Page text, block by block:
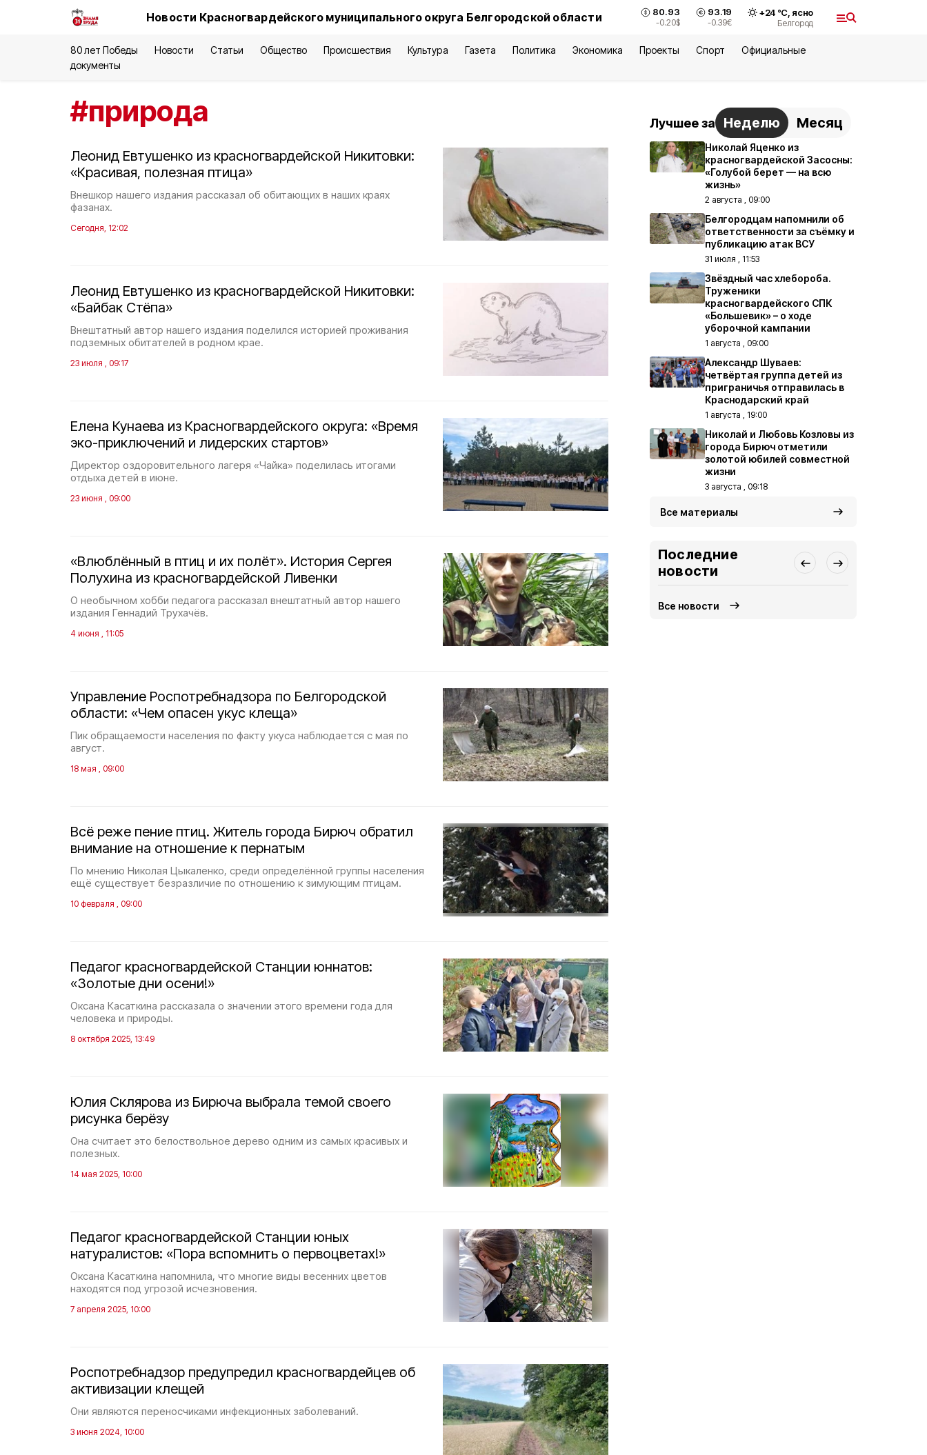
Новости Красногвардейского муниципального округа Белгородской области 80.93
-0.20$
93.19
-0.39€
+24°С, ясно
Белгород
80 лет Победы Новости Статьи Общество Происшествия Культура Газета Политика Экономика Проекты Спорт
Официальные
документы
#природа
Леонид Евтушенко из красногвардейской Никитовки:
«Красивая, полезная птица»
Внешкор нашего издания рассказал об обитающих в наших краях
фазанах.
Сегодня, 12:02
Леонид Евтушенко из красногвардейской Никитовки:
«Байбак Стёпа»
Внештатный автор нашего издания поделился историей проживания
подземных обитателей в родном крае.
23 июля , 09:17
Елена Кунаева из Красногвардейского округа: «Время
эко-приключений и лидерских стартов»
Директор оздоровительного лагеря «Чайка» поделилась итогами
отдыха детей в июне.
23 июня , 09:00
«Влюблённый в птиц и их полёт». История Сергея
Полухина из красногвардейской Ливенки
О необычном хобби педагога рассказал внештатный автор нашего
издания Геннадий Трухачёв.
4 июня , 11:05
Управление Роспотребнадзора по Белгородской
области: «Чем опасен укус клеща»
Пик обращаемости населения по факту укуса наблюдается с мая по
август.
18 мая , 09:00
Всё реже пение птиц. Житель города Бирюч обратил
внимание на отношение к пернатым
По мнению Николая Цыкаленко, среди определённой группы населения
ещё существует безразличие по отношению к зимующим птицам.
10 февраля , 09:00
Педагог красногвардейской Станции юннатов:
«Золотые дни осени!»
Оксана Касаткина рассказала о значении этого времени года для
человека и природы.
8 октября 2025, 13:49
Юлия Склярова из Бирюча выбрала темой своего
рисунка берёзу
Она считает это белоствольное дерево одним из самых красивых и
полезных.
14 мая 2025, 10:00
Педагог красногвардейской Станции юных
натуралистов: «Пора вспомнить о первоцветах!»
Оксана Касаткина напомнила, что многие виды весенних цветов
находятся под угрозой исчезновения.
7 апреля 2025, 10:00
Роспотребнадзор предупредил красногвардейцев об
активизации клещей
Они являются переносчиками инфекционных заболеваний.
3 июня 2024, 10:00
Лучшее за Неделю Месяц
Николай Яценко из
красногвардейской Засосны:
«Голубой берет — на всю
жизнь»
2 августа , 09:00
Белгородцам напомнили об
ответственности за съёмку и
публикацию атак ВСУ
31 июля , 11:53
Звёздный час хлебороба.
Труженики
красногвардейского СПК
«Большевик» – о ходе
уборочной кампании
1 августа , 09:00
Александр Шуваев:
четвёртая группа детей из
приграничья отправилась в
Краснодарский край
1 августа , 19:00
Николай и Любовь Козловы из
города Бирюч отметили
золотой юбилей совместной
жизни
3 августа , 09:18
Все материалы
Последние
новости
Все новости